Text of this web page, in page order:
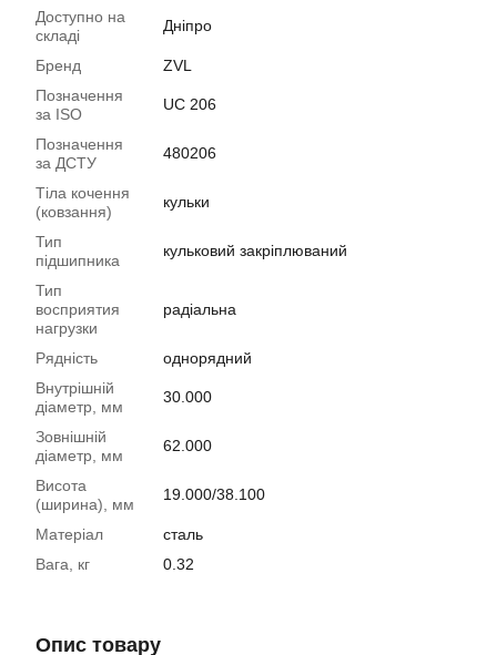
Доступно на
складі
Дніпро
Бренд
ZVL
Позначення
за ISO
UC 206
Позначення
за ДСТУ
480206
Тіла кочення
(ковзання)
кульки
Тип
підшипника
кульковий закріплюваний
Тип
восприятия
нагрузки
радіальна
Рядність
однорядний
Внутрішній
діаметр, мм
30.000
Зовнішній
діаметр, мм
62.000
Висота
(ширина), мм
19.000/38.100
Матеріал
сталь
Вага, кг
0.32
Опис товару